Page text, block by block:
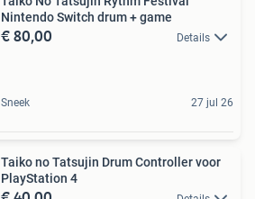
Nintendo Switch drum + game
€ 80,00 Details
Sneek 27 jul 26
Taiko no Tatsujin Drum Controller voor
PlayStation 4